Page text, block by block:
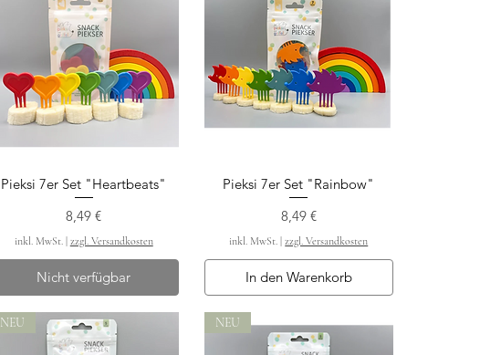
Schnellansicht
Pieksi 7er Set "Heartbeats"
Preis
8,49 €
inkl. MwSt.| zzgl. Versandkosten
Nicht verfügbar
Schnellansicht
Pieksi 7er Set "Rainbow"
Preis
8,49 €
inkl. MwSt. |zzgl. Versandkosten
In den Warenkorb
NEU NEU